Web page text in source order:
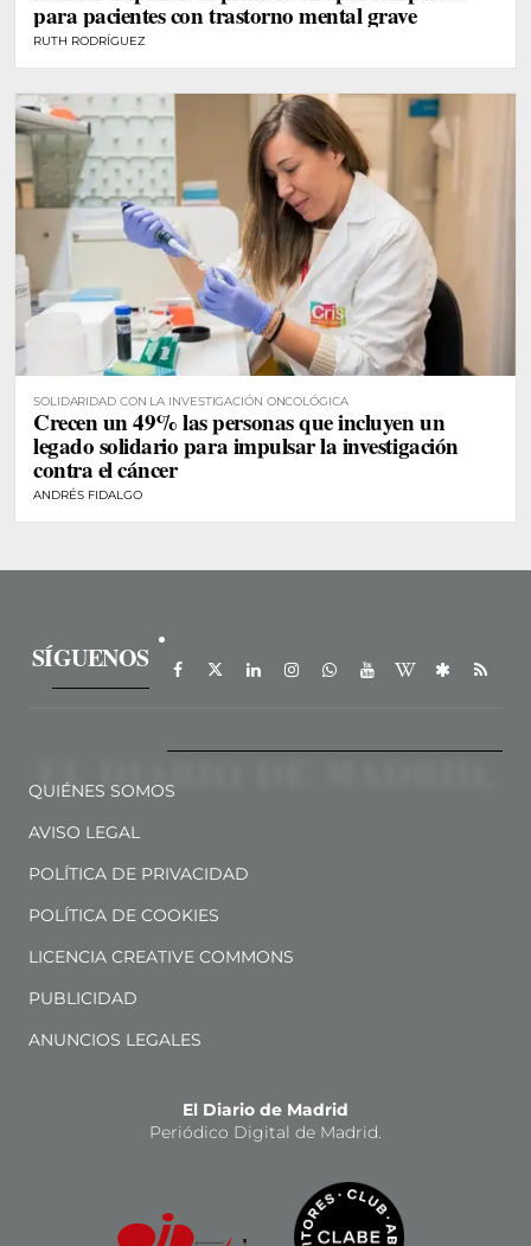
para pacientes con trastorno mental grave
RUTH RODRÍGUEZ
SOLIDARIDAD CON LA INVESTIGACIÓN ONCOLÓGICA
Crecen un 49% las personas que incluyen un
legado solidario para impulsar la investigación
contra el cáncer
ANDRÉS FIDALGO
SÍGUENOS
QUIÉNES SOMOS
AVISO LEGAL
POLÍTICA DE PRIVACIDAD
POLÍTICA DE COOKIES
LICENCIA CREATIVE COMMONS
PUBLICIDAD
ANUNCIOS LEGALES
El Diario de Madrid
Periódico Digital de Madrid.